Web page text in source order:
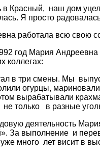
Красный, наш дом
Я просто
работала всю свою
год Мария Андреевна
коллегах:
в три смены. Мы
огурцы,
вырабатывали
не только в разные
деятельность
За выполнение и
много лет висит в